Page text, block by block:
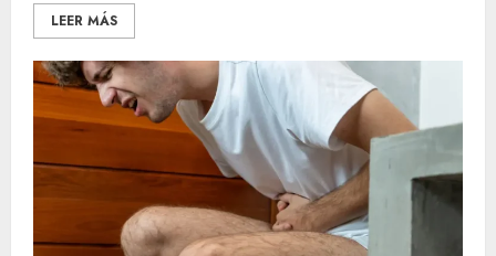
LEER MÁS